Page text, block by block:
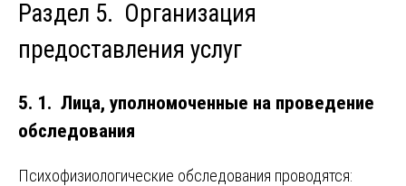
Раздел 5. Организация
предоставления услуг
5. 1. Лица, уполномоченные на проведение
обследования
Психофизиологические обследования проводятся: